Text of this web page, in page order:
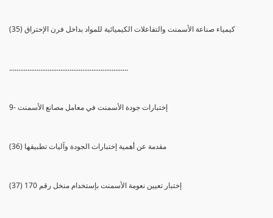
(35) كيمياء صناعة الأسمنت والتفاعلات الكيميائية للمواد بداخل فرن الإحتراق
.................................................................
9- إختبارات جودة الأسمنت في معامل مصانع الأسمنت
(36) مقدمة عن أهمية إختبارات الجودة وآليات تطبيقها
(37) إختبار تعيين نعومة الأسمنت بإستخدام منخل رقم 170